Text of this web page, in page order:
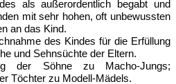
als außerordentlich begabt und
mit sehr hohen, oft unbewussten
an das Kind.
des Kindes für die Erfüllung
und Sehnsüchte der Eltern.
der Söhne zu Macho-Jungs;
Töchter zu Modell-Mädels.